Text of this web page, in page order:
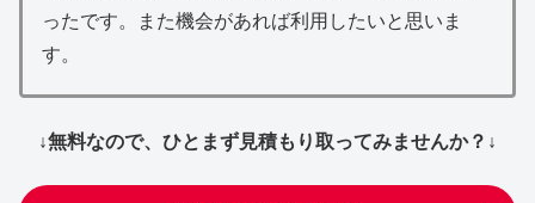
ったです。また機会があれば利用したいと思いま
す。
↓無料なので、ひとまず見積もり取ってみませんか？↓